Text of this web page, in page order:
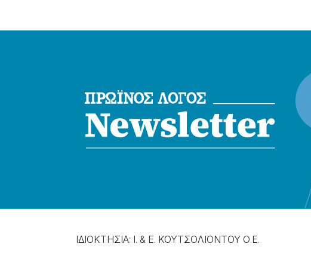
ΙΔΙΟΚΤΗΣΙΑ: Ι. & Ε. ΚΟΥΤΣΟΛΙΟΝΤΟΥ Ο.Ε.